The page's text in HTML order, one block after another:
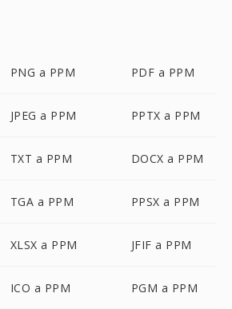
PNG a PPM PDF a PPM
JPEG a PPM PPTX a PPM
TXT a PPM DOCX a PPM
TGA a PPM PPSX a PPM
XLSX a PPM JFIF a PPM
ICO a PPM PGM a PPM